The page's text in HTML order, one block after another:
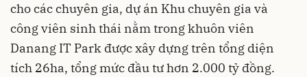
cho các chuyên gia, dự án Khu chuyên gia và
công viên sinh thái nằm trong khuôn viên
Danang IT Park được xây dựng trên tổng diện
tích 26ha, tổng mức đầu tư hơn 2.000 tỷ đồng.